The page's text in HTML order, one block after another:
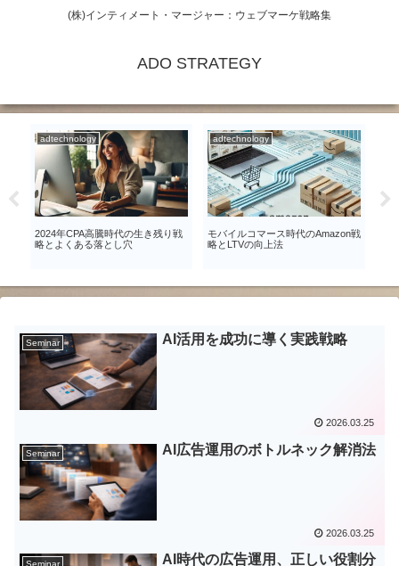
(株)インティメート・マージャー：ウェブマーケ戦略集
ADO STRATEGY
adtechnology
2024年CPA高騰時代の生き残り戦
略とよくある落とし穴
adtechnology
モバイルコマース時代のAmazon戦
略とLTVの向上法
Seminar AI活用を成功に導く実践戦略
2026.03.25
Seminar AI広告運用のボトルネック解消法
2026.03.25
Seminar
AI時代の広告運用、正しい役割分